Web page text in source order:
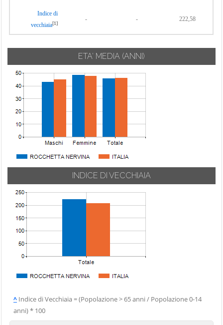
Indice di
vecchiaia[1]
- - 222,58
ETA' MEDIA (ANNI)
INDICE DI VECCHIAIA
^ Indice di Vecchiaia = (Popolazione > 65 anni / Popolazione 0-14
anni) * 100